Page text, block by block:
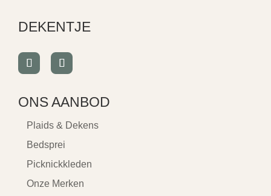
DEKENTJE
ONS AANBOD
Plaids & Dekens
Bedsprei
Picknickkleden
Onze Merken